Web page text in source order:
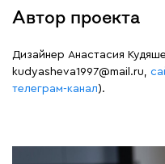
Автор проекта
Дизайнер Анастасия
kudyasheva1997@mail.ru,
телеграм-канал).